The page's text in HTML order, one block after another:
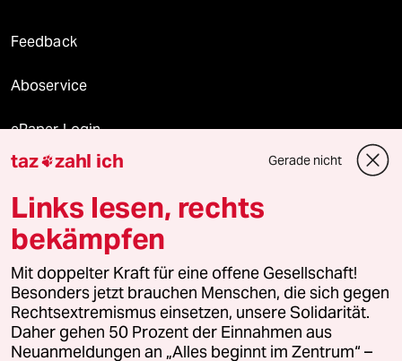
Feedback
Aboservice
ePaper Login
Downloads für Abonnierende
© 2026 taz Verlags und Vertriebs GmbH
Alle Rechte vorbehalten. Bei rechtlichen Fragen oder für Genehmigungen
wenden Sie sich bitte an
lizenzen@taz.de
Feedback Redaktionsstatut Kommune-Richtlinien
taz zahl ich Gerade nicht
Links lesen, rechts
bekämpfen
Mit doppelter Kraft für eine offene Gesellschaft!
Besonders jetzt brauchen Menschen, die sich gegen
Rechtsextremismus einsetzen, unsere Solidarität.
Daher gehen 50 Prozent der Einnahmen aus
Neuanmeldungen an „Alles beginnt im Zentrum“ –